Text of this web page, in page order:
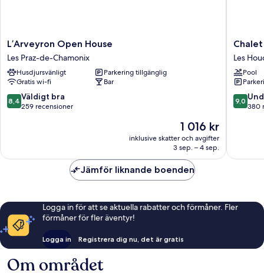
L’Arveyron
Open
House
Les
Praz-
de-
Chamonix
L’Arveyron Open House
Les Praz-de-Chamonix
Husdjursvänligt
Parkering tillgänglig
Gratis wi-fi
Bar
8.4
av
8,4 Väldigt bra
259 recensioner
Priset
1 016 kr
1 016 kr
inklusive skatter och avgifter
3 sep. – 4 sep.
Chalet
Hotel
Du
Bois
Les
Les
Pool
9.0
av
9,0
380
Jämför liknande boenden
Logga in för att se aktuella rabatter och förmåner. Fler
förmåner för fler äventyr!
Logga in Registrera dig nu, det är gratis
Om området